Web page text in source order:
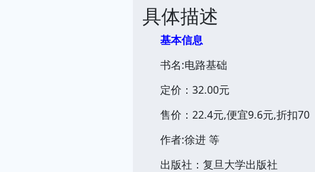
具体描述
基本信息
书名:电路基础
定价：32.00元
售价：22.4元,便宜9.6元,折扣70
作者:徐进 等
出版社：复旦大学出版社